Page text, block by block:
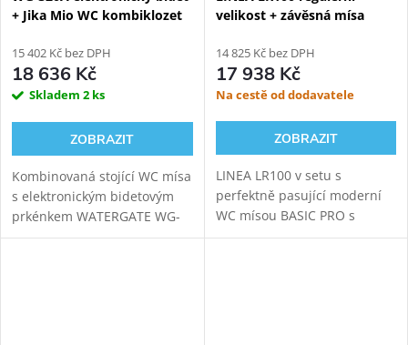
+ Jika Mio WC kombiklozet
15 402 Kč bez DPH
18 636 Kč
Skladem 2 ks
ZOBRAZIT
Kombinovaná stojící WC mísa
s elektronickým bidetovým
prkénkem WATERGATE WG-
320A pro komfortní zadní
velikost + závěsná mísa
14 825 Kč bez DPH
17 938 Kč
Na cestě od dodavatele
ZOBRAZIT
LINEA LR100 v setu s
perfektně pasující moderní
WC mísou BASIC PRO s
virovým splachováním.